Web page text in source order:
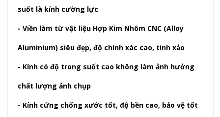
suốt là kính cường lực
- Viền làm từ vật liệu Hợp Kim Nhôm CNC (Alloy
Aluminium) siêu đẹp, độ chính xác cao, tinh xảo
- Kính có độ trong suốt cao không làm ảnh hưởng
chất lượng ảnh chụp
- Kính cứng chống xước tốt, độ bền cao, bảo vệ tốt